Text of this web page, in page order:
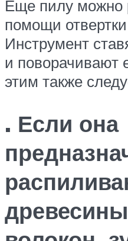
Еще пилу можно
помощи
Инструмент
и поворачивают
этим также
. Если она